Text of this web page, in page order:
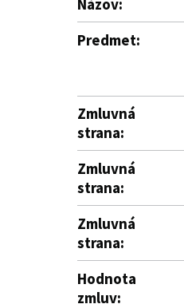
Názov:
Predmet:
Zmluvná
strana:
Zmluvná
strana:
Zmluvná
strana:
Hodnota
zmluv: